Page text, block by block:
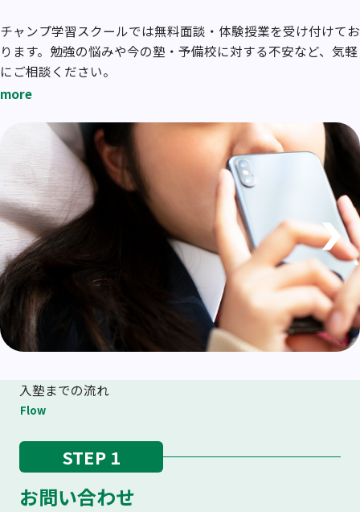
チャンプ学習スクールでは無料面談・体験授業を受け付けてお
ります。勉強の悩みや今の塾・予備校に対する不安など、気軽
にご相談ください。
more
入塾までの流れ
Flow
STEP 1
お問い合わせ